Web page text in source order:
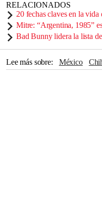
RELACIONADOS
20 fechas claves en la
Mitre: “Argentina, 1985”
Bad Bunny lidera la lista
Lee más sobre México